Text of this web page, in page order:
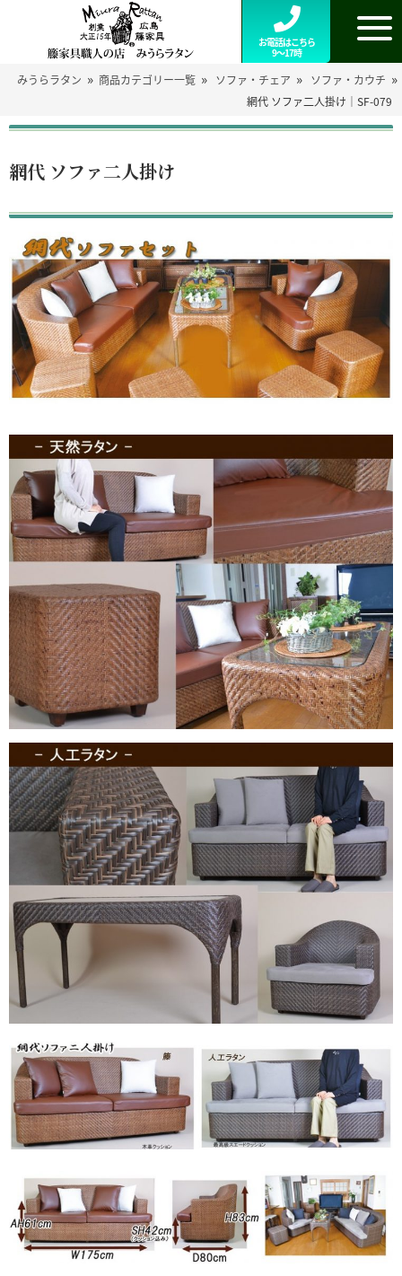
お電話はこちら
9～17時
みうらラタン » 商品カテゴリー一覧 » ソファ・チェア » ソファ・カウチ »
網代 ソファ二人掛け｜SF-079
網代 ソファ二人掛け